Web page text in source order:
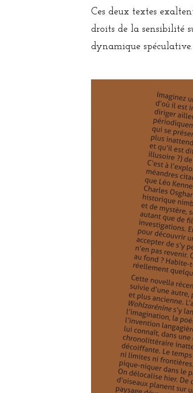
Ces deux textes
droits de la sensibilité
dynamique spéculative.